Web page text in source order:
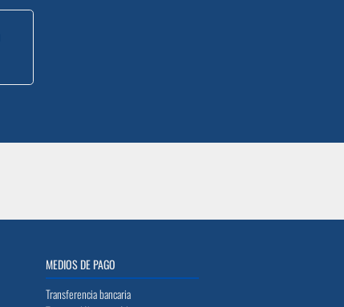
MEDIOS DE PAGO
Transferencia bancaria